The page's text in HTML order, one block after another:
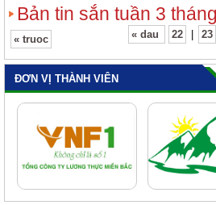
Bản tin sắn tuần 3
« dau
« truoc 22 23
ĐƠN VỊ THÀNH VIÊN